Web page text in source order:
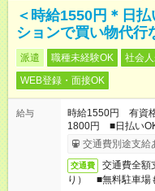
＜時給1550円＊日
ションで買い物代行
派遣 職種未経験OK 社会
WEB登録・面接OK
給与
時給1550円 有資
1800円 ■日払い
交通費別途支給
交通費
交通費全
り） ■無料駐車場